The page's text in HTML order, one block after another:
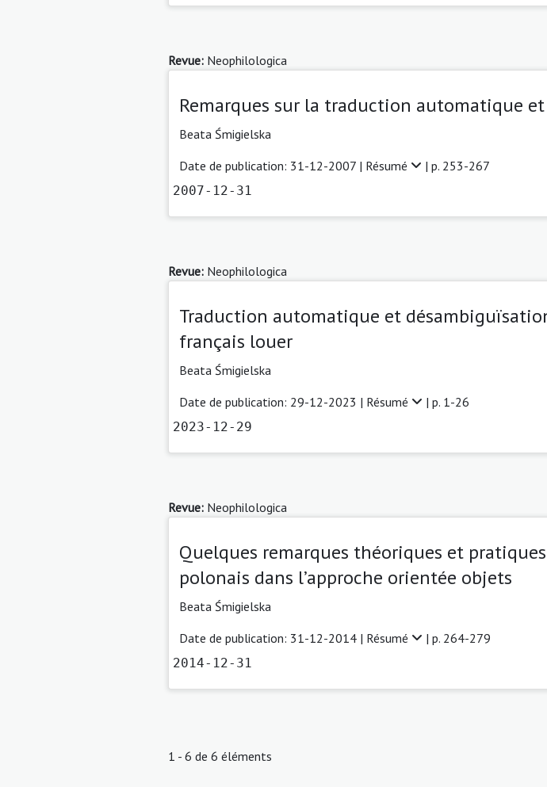
Revue: Neophilologica
Remarques sur la traduction automatique
Beata Śmigielska
Date de publication: 31-12-2007 | Résumé | p. 253-267
2007-12-31
Revue: Neophilologica
Traduction automatique et
français louer
Beata Śmigielska
Date de publication: 29-12-2023 | Résumé | p. 1-26
2023-12-29
Revue: Neophilologica
Quelques remarques théoriques et
polonais dans l’approche orientée objets
Beata Śmigielska
Date de publication: 31-12-2014 | Résumé | p. 264-279
2014-12-31
1 - 6 de 6 éléments